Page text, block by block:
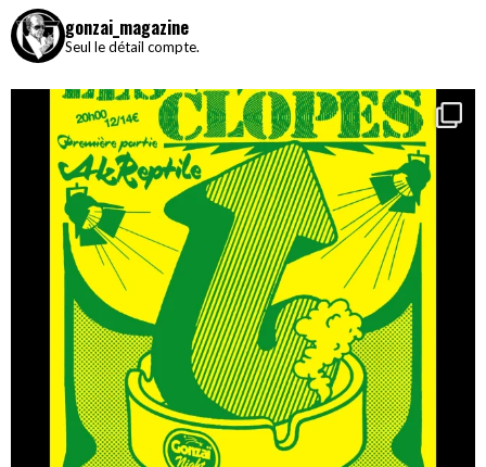
gonzai_magazine
Seul le détail compte.